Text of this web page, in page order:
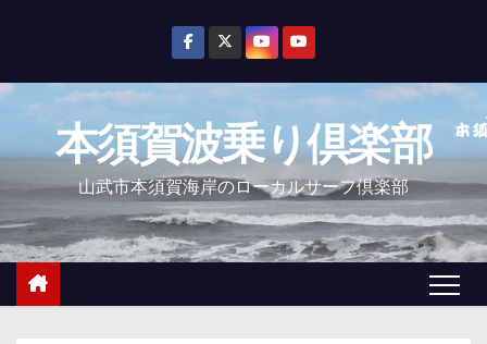
ン
へ
キ
ッ
本須賀波乗り倶楽部
山武市本須賀海岸のローカルサーフ倶楽部